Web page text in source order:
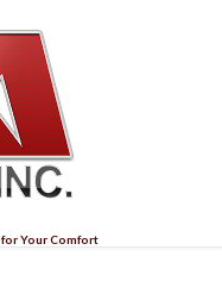
Your Comfort